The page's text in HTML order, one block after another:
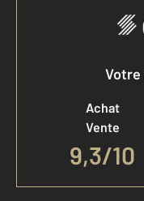
Votre
Achat
Vente
9,3/10